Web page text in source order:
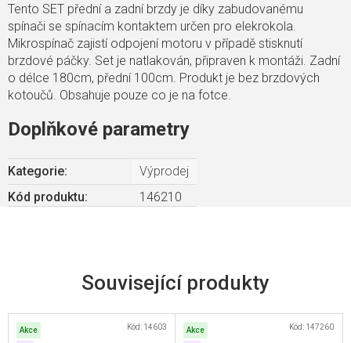
Související produkty
Akce Kód: 14603 Akce Kód: 147260
Tento SET přední a zadní brzdy je díky zabudovanému
spínači se spínacím kontaktem určen pro elekrokola.
Mikrospínač zajistí odpojení motoru v případě stisknutí
brzdové páčky. Set je natlakován, připraven k montáži. Zadní
o délce 180cm, přední 100cm. Produkt je bez brzdových
kotoučů. Obsahuje pouze co je na fotce.
Doplňkové parametry
Kategorie:
Výprodej
Kód produktu:
146210